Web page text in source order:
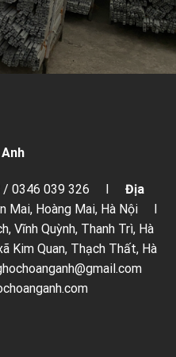
/ 0346 039 326 I Địa
Mai, Hoàng Mai, Hà Nội I
Vĩnh Quỳnh, Thanh Trì, Hà
Kim Quan, Thạch Thất, Hà